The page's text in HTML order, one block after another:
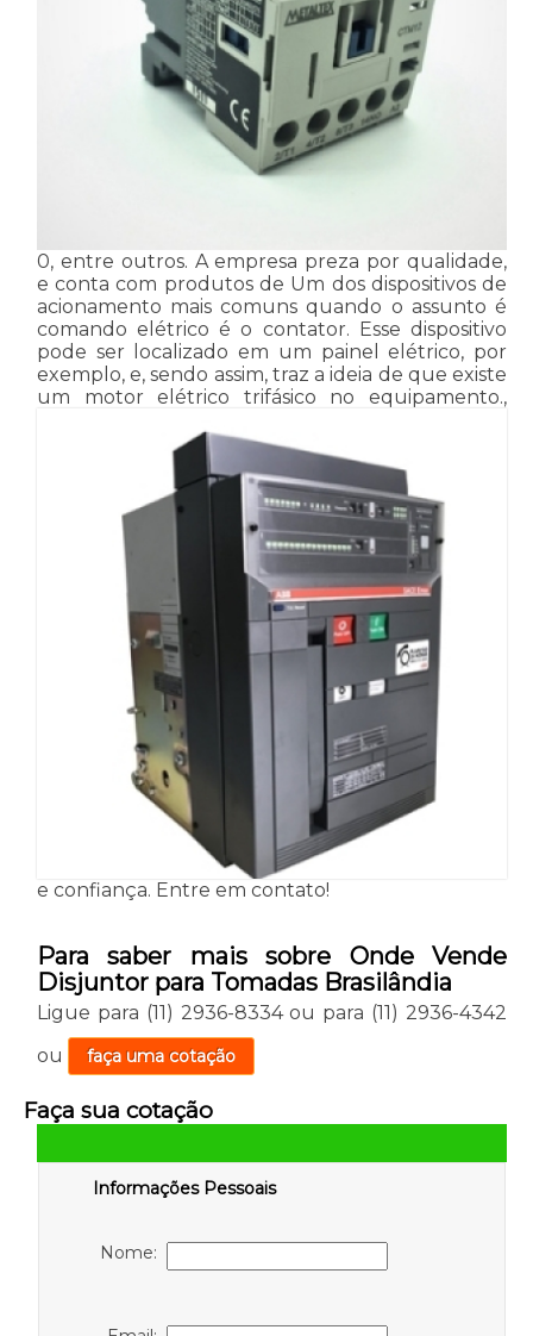
0, entre outros. A empresa preza por qualidade,
e conta com produtos de Um dos dispositivos de
acionamento mais comuns quando o assunto é
comando elétrico é o contator. Esse dispositivo
pode ser localizado em um painel elétrico, por
exemplo, e, sendo assim, traz a ideia de que existe
um motor elétrico trifásico no equipamento.,
e confiança. Entre em contato!
Para saber mais sobre Onde Vende
Disjuntor para Tomadas Brasilândia
Ligue para (11) 2936-8334ou para (11) 2936-4342
ou
faça uma cotação
Faça sua cotação
Informações Pessoais
Nome: